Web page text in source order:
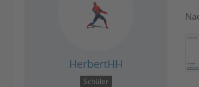
HerbertHH
Schüler